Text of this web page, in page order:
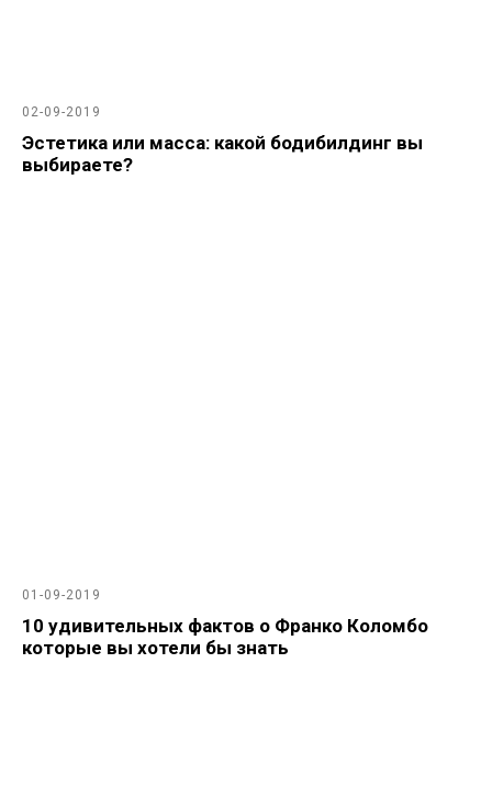
02-09-2019
Эстетика или масса: какой бодибилдинг вы
выбираете?
01-09-2019
10 удивительных фактов о Франко Коломбо
которые вы хотели бы знать